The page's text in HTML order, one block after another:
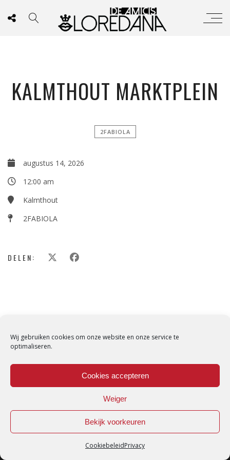
Wij gebruiken cookies om onze website en onze service te
optimaliseren.
Cookies accepteren
Weiger
Bekijk voorkeuren
CookiebeleidPrivacy
KALMTHOUT MARKTPLEIN
2FABIOLA
augustus 14, 2026
12:00 am
Kalmthout
2FABIOLA
DELEN:
Loredana © Made with love byDirtyHippos